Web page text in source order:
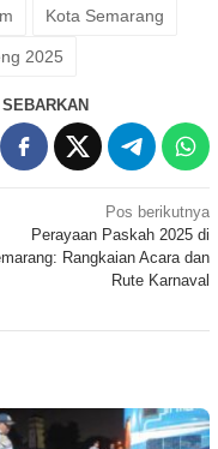
Kota Semarang
2025
SEBARKAN
Pos berikutnya
Perayaan Paskah 2025 di
Rangkaian Acara dan
Rute Karnaval